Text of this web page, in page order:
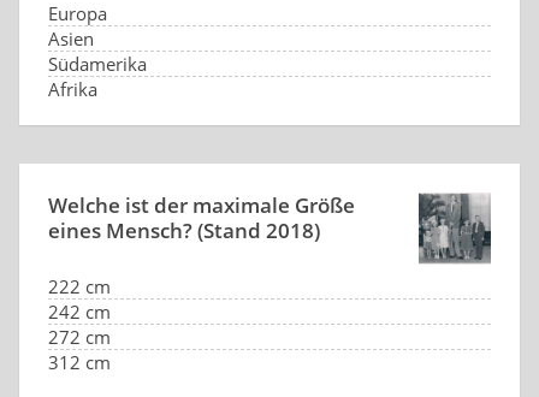
Europa
Asien
Südamerika
Afrika
Welche ist der maximale Größe
eines Mensch? (Stand 2018)
222 cm
242 cm
272 cm
312 cm